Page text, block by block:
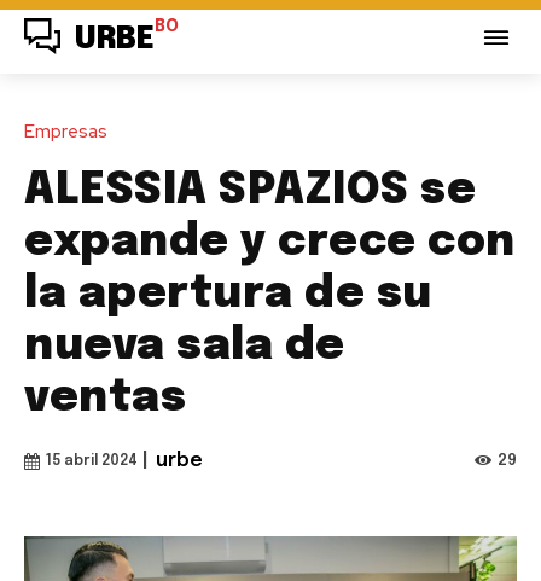
URBE BO
Empresas
ALESSIA SPAZIOS se
expande y crece con
la apertura de su
nueva sala de
ventas
15 abril 2024 urbe 29